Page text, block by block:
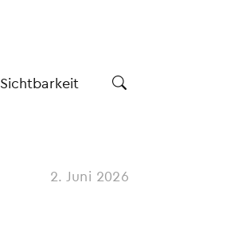
Sichtbarkeit
2. Juni 2026